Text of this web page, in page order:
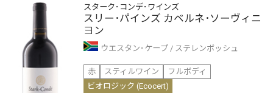
スターク･コンデ･ワインズ
スリー･パインズ カベルネ･ソーヴィニ
ヨン
ウエスタン･ケープ
ステレンボッシュ
赤
スティルワイン
フルボディ
ビオロジック (Ecocert)